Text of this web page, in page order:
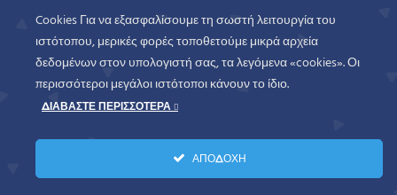
© 2026. All rights
Cookies Για να εξασφαλίσουμε τη σωστή λειτουργία του
ιστότοπου, μερικές φορές τοποθετούμε μικρά αρχεία
δεδομένων στον υπολογιστή σας, τα λεγόμενα «cookies». Οι
περισσότεροι μεγάλοι ιστότοποι κάνουν το ίδιο.
ΔΙΑΒΑΣΤΕ ΠΕΡΙΣΣΟΤΕΡΑ
ΑΠΟΔΟΧΗ